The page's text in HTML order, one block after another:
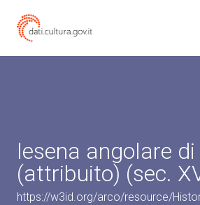
lesena angolare
(attribuito) (sec.
https://w3id.org/arco/resource/